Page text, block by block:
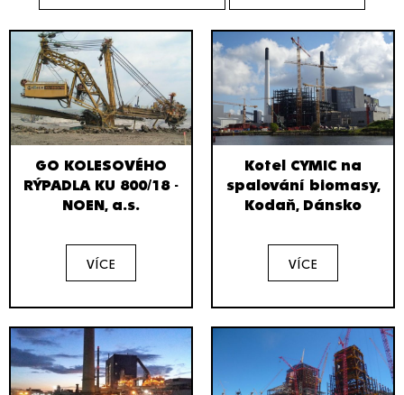
GO KOLESOVÉHO
RÝPADLA KU 800/18 -
NOEN, a.s.
VÍCE
Kotel CYMIC na
spalování biomasy,
Kodaň, Dánsko
VÍCE